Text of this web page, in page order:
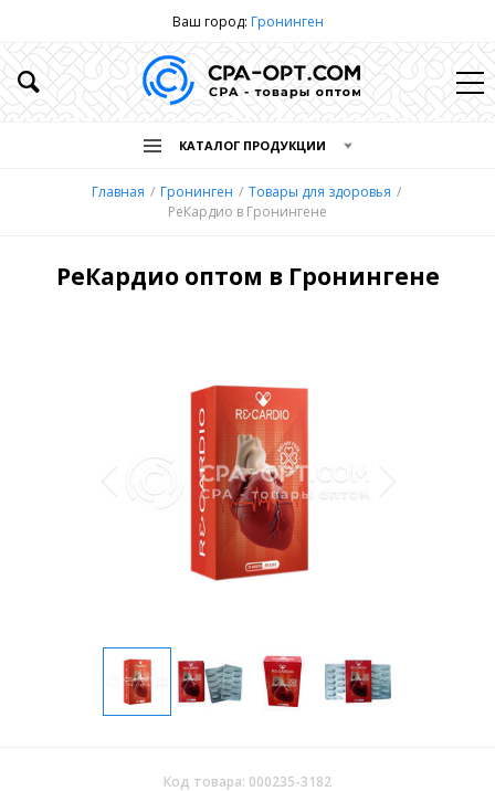
Ваш город: Гронинген
КАТАЛОГ ПРОДУКЦИИ
Главная Гронинген
Товары для здоровья
РеКардио в Гронингене
РеКардио оптом в Гронингене
Код товара: 000235-3182